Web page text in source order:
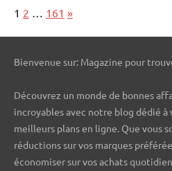
Page:
1 2 … 161 Next
»
Bienvenue sur: Magazine pour
Découvrez un monde de bonnes
incroyables avec notre blog dédié à
meilleurs plans en ligne. Que vous
réductions sur vos marques
économiser sur vos achats